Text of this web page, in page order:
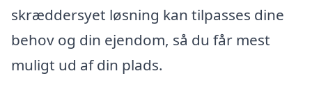
skræddersyet løsning kan tilpasses dine
behov og din ejendom, så du får mest
muligt ud af din plads.